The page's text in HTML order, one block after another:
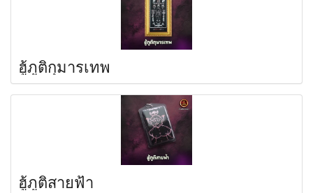
ฮู้ภูติกุมารเทพ
ฮู้ภูติสายฟ้า